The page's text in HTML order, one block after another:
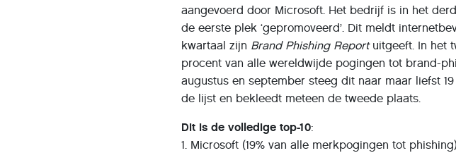
aangevoerd door Microsoft. Het bedrijf is in het
de eerste plek ‘gepromoveerd’. Dit meldt
kwartaal zijn Brand Phishing Reportuitgeeft. In het
procent van alle wereldwijde pogingen tot brand-
augustus en september steeg dit naar maar liefst
de lijst en bekleedt meteen de tweede plaats.
Dit is de volledige top-10:
1. Microsoft (19% van alle merkpogingen tot phishing)